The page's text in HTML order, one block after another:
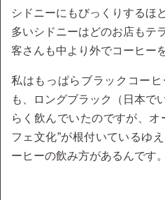
シドニーにもびっくりするほ
多いシドニーはどのお店もテ
客さんも中より外でコーヒー
私はもっぱらブラックコー
も、ロングブラック（日本で
らく飲んでいたのですが、オ
フェ文化”が根付いているゆ
ーヒーの飲み方があるんです。